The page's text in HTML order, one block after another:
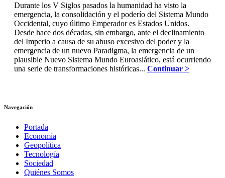
Durante los V Siglos pasados la humanidad ha visto la
emergencia, la consolidación y el poderío del Sistema Mundo
Occidental, cuyo último Emperador es Estados Unidos.
Desde hace dos décadas, sin embargo, ante el declinamiento
del Imperio a causa de su abuso excesivo del poder y la
emergencia de un nuevo Paradigma, la emergencia de un
plausible Nuevo Sistema Mundo Euroasiático, está ocurriendo
una serie de transformaciones históricas... Continuar >
Navegación
Portada
Economía
Geopolítica
Tecnología
Sociedad
Quiénes Somos